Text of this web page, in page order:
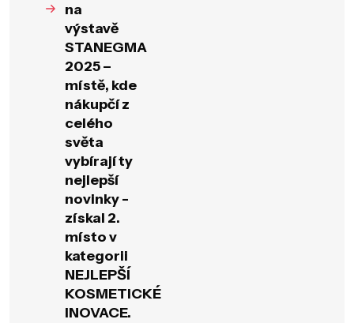
na
výstavě
STANEGMA
2025 –
místě, kde
nákupčí z
celého
světa
vybírají ty
nejlepší
novinky -
získal 2.
místo v
kategorii
NEJLEPŠÍ
KOSMETICKÉ
INOVACE.